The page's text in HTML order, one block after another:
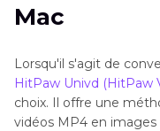
Partie 3
Mac
Lorsqu'il s'agit de
HitPaw Univd (HitPaw
choix. Il offre une
vidéos MP4 en